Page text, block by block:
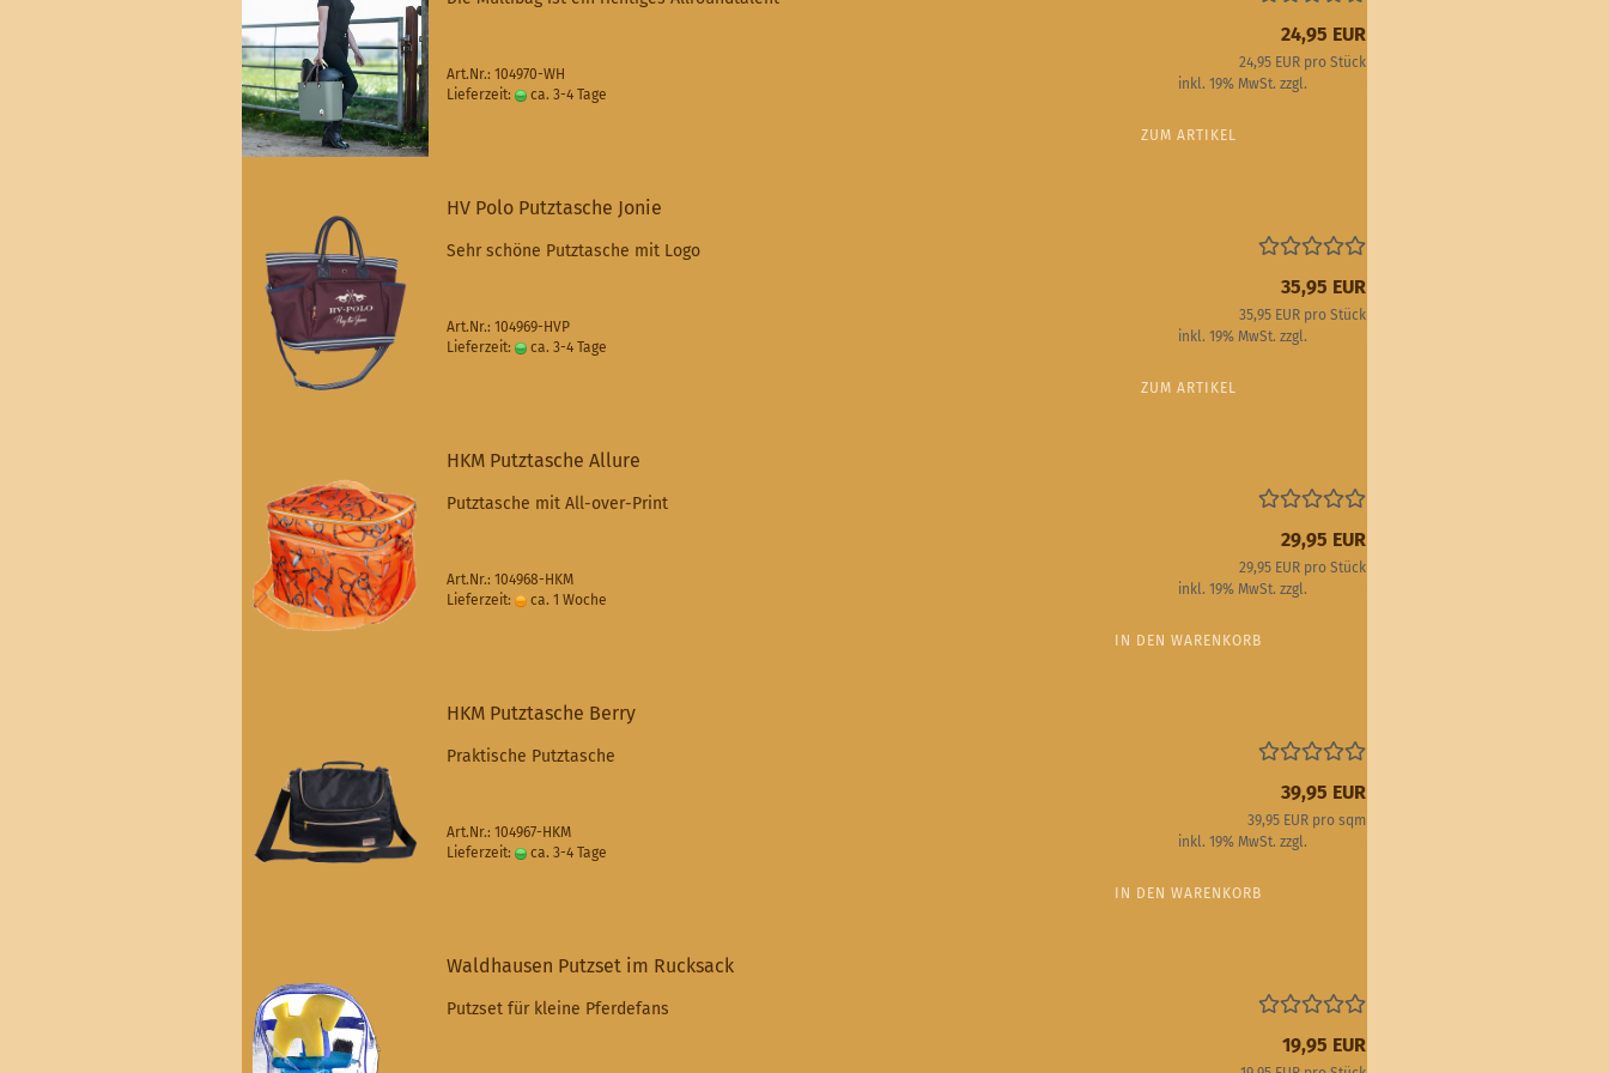
Art.Nr.: 104970-WH
Lieferzeit:
ca. 3-4 Tage
24,95 EUR
24,95 EUR pro Stück
inkl. 19% MwSt. zzgl.
ZUM ARTIKEL
HV Polo Putztasche Jonie
Sehr schöne Putztasche mit Logo
Art.Nr.: 104969-HVP
Lieferzeit:
ca. 3-4 Tage
35,95 EUR
35,95 EUR pro Stück
inkl. 19% MwSt. zzgl.
ZUM ARTIKEL
HKM Putztasche Allure
Putztasche mit All-over-Print
Art.Nr.: 104968-HKM
Lieferzeit:
ca. 1 Woche
29,95 EUR
29,95 EUR pro Stück
inkl. 19% MwSt. zzgl.
IN DEN WARENKORB
HKM Putztasche Berry
Praktische Putztasche
Art.Nr.: 104967-HKM
Lieferzeit:
ca. 3-4 Tage
39,95 EUR
39,95 EUR pro sqm
inkl. 19% MwSt. zzgl.
IN DEN WARENKORB
Waldhausen Putzset im Rucksack
Putzset für kleine Pferdefans
19,95 EUR